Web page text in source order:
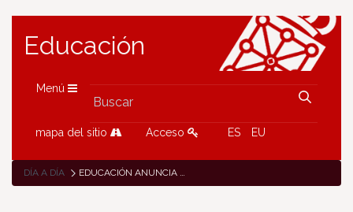
Educación
Menú
mapa del sitio Acceso ES EU
DÍA A DÍA EDUCACIÓN ANUNCIA UNA NUEVA ORDEN FORAL DE INCLUSIÓN